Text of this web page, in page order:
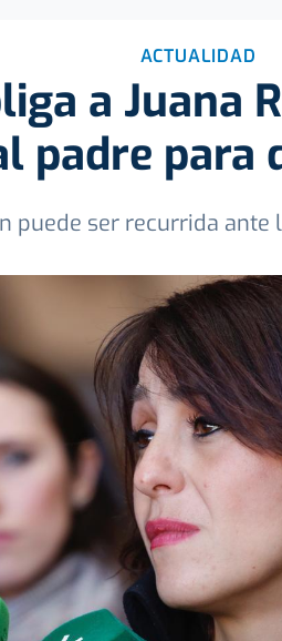
ACTUALIDAD
a Juana
padre para
puede ser recurrida ante